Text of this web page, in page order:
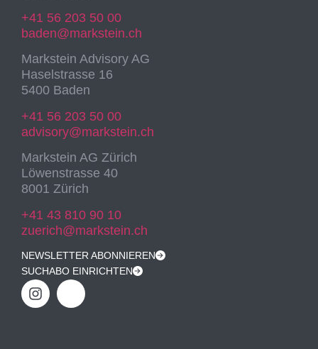
+41 56 203 50 00
baden@markstein.ch
Markstein Advisory AG
Haselstrasse 16
5400 Baden
+41 56 203 50 00
advisory@markstein.ch
Markstein AG Zürich
Löwenstrasse 40
8001 Zürich
+41 43 810 90 10
zuerich@markstein.ch
NEWSLETTER ABONNIEREN
SUCHABO EINRICHTEN